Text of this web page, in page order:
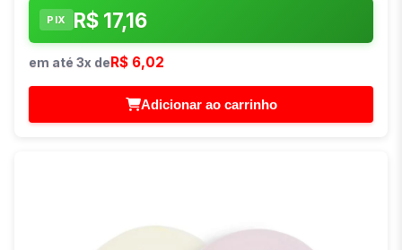
PIX R$ 17,16
em até 3x deR$ 6,02
Adicionar ao carrinho